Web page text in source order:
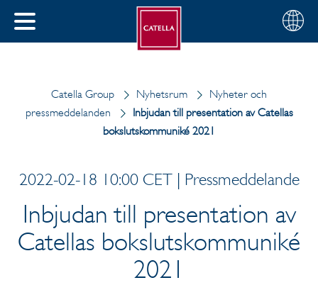
STÄNG
Välj
din
Svenska
Catella Group Nyhetsrum
Nyheter och
pressmeddelanden
Inbjudan till presentation av Catellas
bokslutskommuniké 2021
2022-02-18 10:00 CET | Pressmeddelande
Inbjudan till presentation av
Catellas bokslutskommuniké
2021